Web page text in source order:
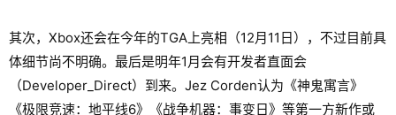
其次，Xbox还会在今年的TGA上亮相（12月11日），不过目前具
体细节尚不明确。最后是明年1月会有开发者直面会
（Developer_Direct）到来。Jez Corden认为《神鬼寓言》
《极限竞速：地平线6》《战争机器：事变日》等第一方新作或